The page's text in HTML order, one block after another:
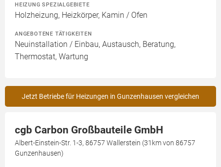
HEIZUNG SPEZIALGEBIETE
Holzheizung, Heizkörper, Kamin / Ofen
ANGEBOTENE TÄTIGKEITEN
Neuinstallation / Einbau, Austausch, Beratung,
Thermostat, Wartung
Jetzt Betriebe für Heizungen in Gunzenhausen vergleichen
cgb Carbon Großbauteile GmbH
Albert-Einstein-Str. 1-3, 86757 Wallerstein (31km von 86757
Gunzenhausen)